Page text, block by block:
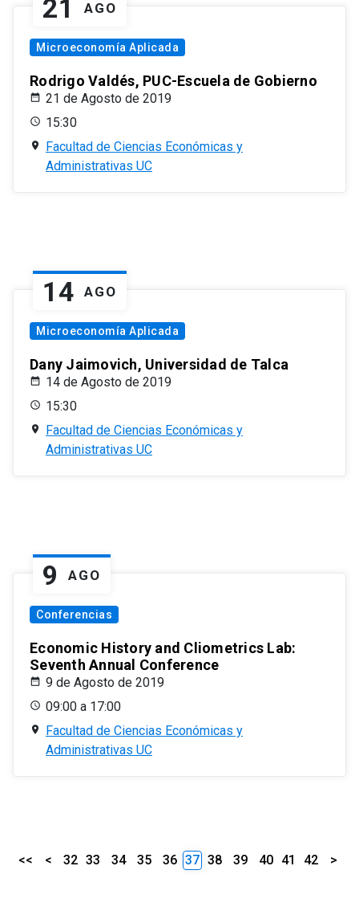
21 AGO
Microeconomía Aplicada
Rodrigo Valdés, PUC-Escuela de Gobierno
21 de Agosto de 2019
15:30
Facultad de Ciencias Económicas y
Administrativas UC
14 AGO
Microeconomía Aplicada
Dany Jaimovich, Universidad de Talca
14 de Agosto de 2019
15:30
Facultad de Ciencias Económicas y
Administrativas UC
9 AGO
Conferencias
Economic History and Cliometrics Lab:
Seventh Annual Conference
9 de Agosto de 2019
09:00 a 17:00
Facultad de Ciencias Económicas y
Administrativas UC
<< < 32 33 34 35 36 37 38 39 40 41 42 >